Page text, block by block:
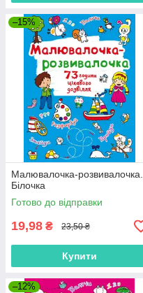
–15%
Малювалочка-розвивалочка.
Білочка
Готово до відправки
19,98 ₴ 23,50 ₴
Купити
–12%